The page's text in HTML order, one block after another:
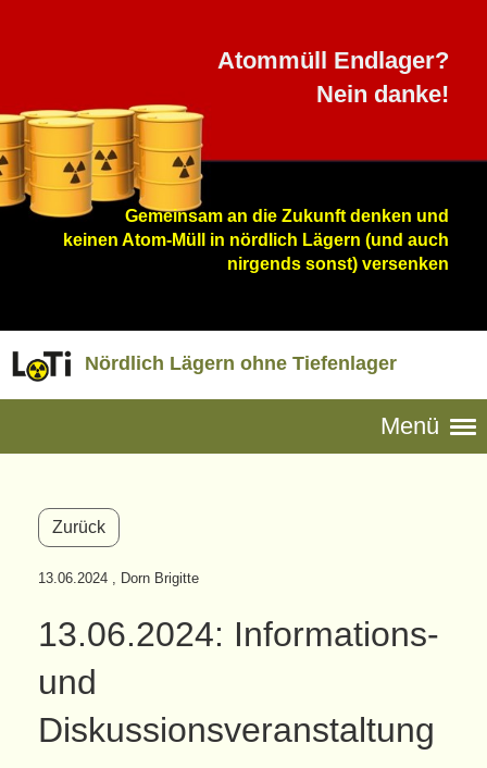
Atommüll Endlager?
Nein danke!
Gemeinsam an die Zukunft denken und
keinen Atom-Müll in nördlich Lägern (und auch
nirgends sonst) versenken
Nördlich Lägern ohne Tiefenlager
Menü
Zurück
13.06.2024 , Dorn Brigitte
13.06.2024: Informations-
und
Diskussionsveranstaltung